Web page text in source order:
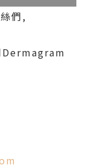
們,
Dermagram